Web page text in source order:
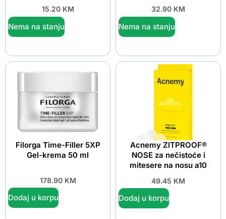
15.20 KM
Nema na stanju
32.90 KM
Nema na stanju
Filorga Time-Filler 5XP
Gel-krema 50 ml
178.90 KM
Dodaj u korpu
Acnemy ZITPROOF®
NOSE za nečistoće i
mitesere na nosu a10
49.45 KM
Dodaj u korpu